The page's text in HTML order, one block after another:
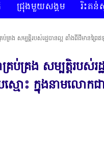
ជ្រុងមួយសង្គម រិះគន់
ប់គ្រង សម្បត្តិរបស់រដ្ឋបានល្អ តាំងពីដីមាន
ប់គ្រង សម្បត្តិរបស់រដ្
ះ ក្នុងនាមលោកជា
* គេហទំព័រ ស៊ីអ